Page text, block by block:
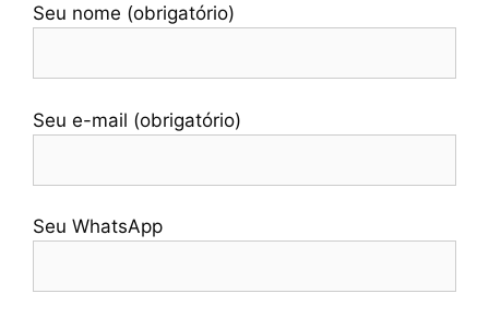
Seu nome (obrigatório)
Seu e-mail (obrigatório)
Seu WhatsApp